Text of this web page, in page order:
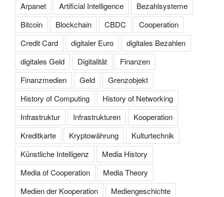
Arpanet Artificial Intelligence
Bezahlsysteme
Bitcoin
Blockchain CBDC
Cooperation
Credit Card
digitaler Euro
digitales Bezahlen
digitales Geld
Digitalität
Finanzen
Finanzmedien
Geld
Grenzobjekt
History of Computing
History of Networking
Infrastruktur
Infrastrukturen
Kooperation
Kreditkarte
Kryptowährung
Kulturtechnik
Künstliche Intelligenz
Media History
Media of Cooperation
Media Theory
Medien der Kooperation
Mediengeschichte